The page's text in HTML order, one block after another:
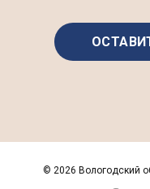
© 2026 Вологодский